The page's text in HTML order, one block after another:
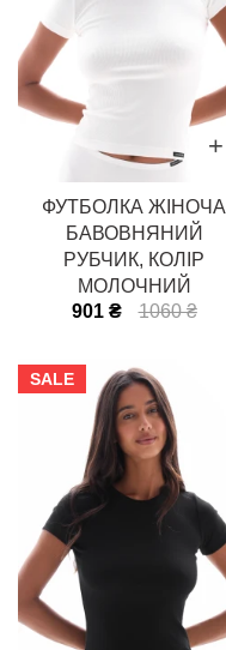
ФУТБОЛКА ЖІНОЧА
БАВОВНЯНИЙ
РУБЧИК, КОЛІР
МОЛОЧНИЙ
901 ₴
1060 ₴
SALE